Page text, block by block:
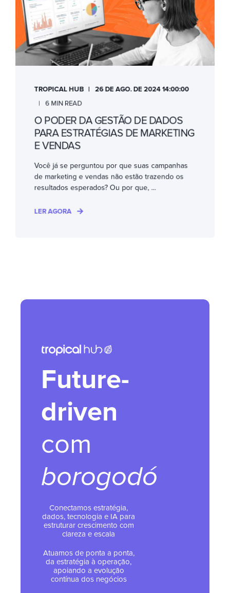
TROPICAL HUB
26 DE AGO. DE 2024 14:00:00
6 MIN READ
O PODER DA GESTÃO DE DADOS
PARA ESTRATÉGIAS DE MARKETING
E VENDAS
Você já se perguntou por que suas campanhas
de marketing e vendas não estão trazendo os
resultados esperados? Ou por que, ...
LER AGORA
Future-
driven
com
borogodó
Conectamos estratégia,
dados, tecnologia e IA para
estruturar crescimento com
clareza e escala
Atuamos de ponta a ponta,
da estratégia à operação,
apoiando a evolução
contínua dos negócios